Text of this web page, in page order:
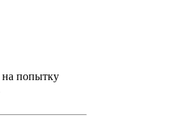
на попытку